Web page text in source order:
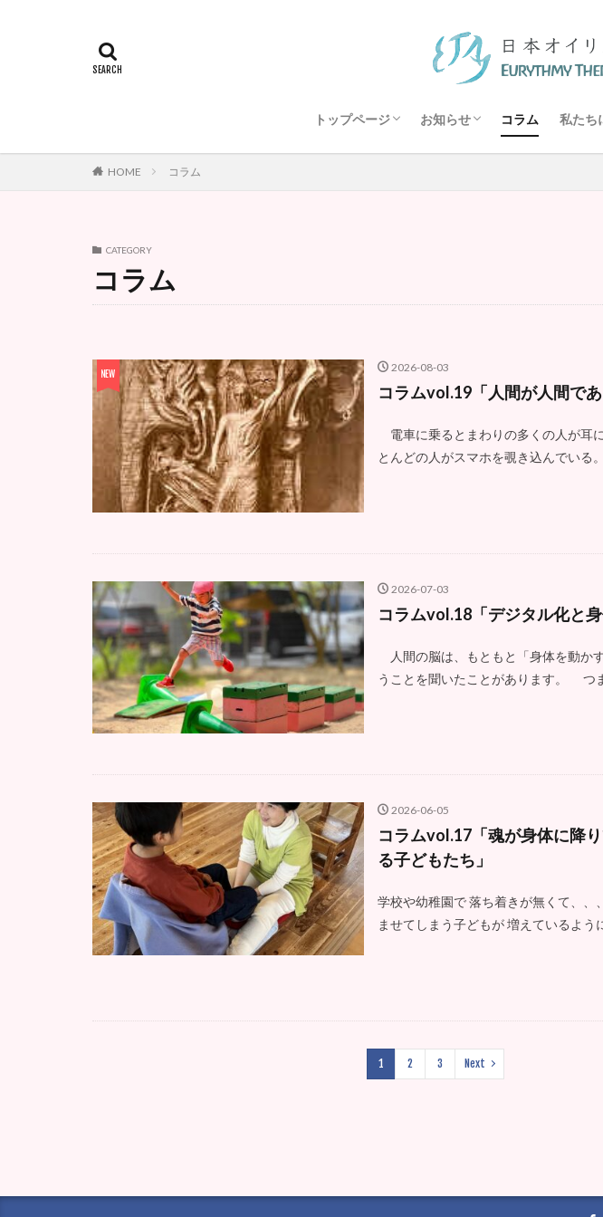
トップページ
オイリュトミー療法とは
動画で紹介！ オイリュトミー療法
私たちからのメッセージ
日本オイリュトミー療法士協会について
アントロポゾフィー医学・医療とは
お知らせ
ワークショップ
講座
講演会
報告
コラム 私たち
オイ
HOME コラム
CATEGORY
コラム
2026-08-03
コラムvol.19「人間が人間であ
電車に乗るとまわりの多くの人が耳
とんどの人がスマホを覗き込んでいる
2026-07-03
コラムvol.18「デジタル化と身
人間の脳は、もともと「身体を動か
うことを聞いたことがあります。 つ
2026-06-05
コラムvol.17「魂が身体に降
る子どもたち」
学校や幼稚園で 落ち着きが無くて、、
ませてしまう子どもが 増えているよう
1 2 3 Next
オイリュトミーフィギュア
オイリュトミー エ